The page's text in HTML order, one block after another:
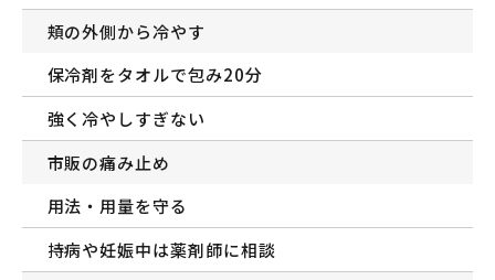
頬の外側から冷やす
保冷剤をタオルで包み20分
強く冷やしすぎない
市販の痛み止め
用法・用量を守る
持病や妊娠中は薬剤師に相談